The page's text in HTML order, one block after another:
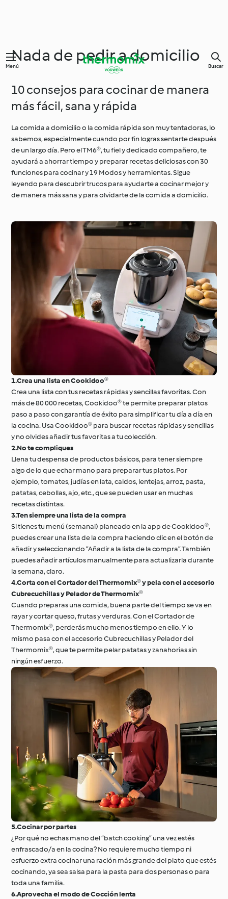
Menú Buscar
Nada de pedir a domicilio
10 consejos para cocinar de manera
más fácil, sana y rápida
La comida a domicilio o la comida rápida son muy tentadoras, lo
sabemos, especialmente cuando por fin logras sentarte después
de un largo día. Pero el TM6®, tu fiel y dedicado compañero, te
ayudará a ahorrar tiempo y preparar recetas deliciosas con 30
funciones para cocinar y 19 Modos y herramientas. Sigue
leyendo para descubrir trucos para ayudarte a cocinar mejor y
de manera más sana y para olvidarte de la comida a domicilio.
1.Crea una lista en Cookidoo®
Crea una lista con tus recetas rápidas y sencillas favoritas. Con
más de 80 000 recetas, Cookidoo® te permite preparar platos
paso a paso con garantía de éxito para simplificar tu día a día en
la cocina. Usa Cookidoo® para buscar recetas rápidas y sencillas
y no olvides añadir tus favoritas a tu colección.
2.No te compliques
Llena tu despensa de productos básicos, para tener siempre
algo de lo que echar mano para preparar tus platos. Por
ejemplo, tomates, judías en lata, caldos, lentejas, arroz, pasta,
patatas, cebollas, ajo, etc., que se pueden usar en muchas
recetas distintas.
3.Ten siempre una lista de la compra
Si tienes tu menú (semanal) planeado en la app de Cookidoo®,
puedes crear una lista de la compra haciendo clic en el botón de
añadir y seleccionando “Añadir a la lista de la compra”. También
puedes añadir artículos manualmente para actualizarla durante
la semana, claro.
4.Corta con el Cortador del Thermomix® y pela con el accesorio
Cubrecuchillas y Pelador de Thermomix®
Cuando preparas una comida, buena parte del tiempo se va en
rayar y cortar queso, frutas y verduras. Con el Cortador de
Thermomix®, perderás mucho menos tiempo en ello. Y lo
mismo pasa con el accesorio Cubrecuchillas y Pelador del
Thermomix®, que te permite pelar patatas y zanahorias sin
ningún esfuerzo.
5.Cocinar por partes
¿Por qué no echas mano del “batch cooking” una vez estés
enfrascado/a en la cocina? No requiere mucho tiempo ni
esfuerzo extra cocinar una ración más grande del plato que estés
cocinando, ya sea salsa para la pasta para dos personas o para
toda una familia.
6.Aprovecha el modo de Cocción lenta